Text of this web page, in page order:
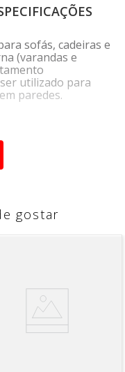
sofás, cadeiras e
(varandas e
utilizado para
paredes.
tecidos Waterblock
ao tecido maior
gostar